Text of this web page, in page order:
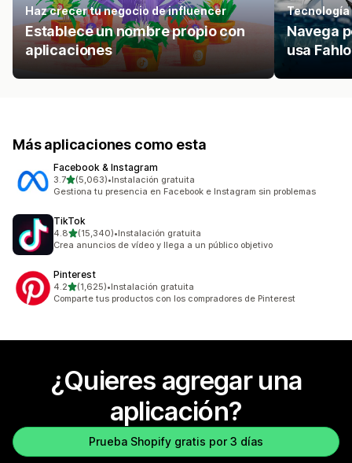
Haz crecer tu negocio de influencer
Establece un nombre propio con
aplicaciones
Tecnología
Navega
usa
Más aplicaciones como esta
Facebook & Instagram
3.7de 5 estrellas
(5,063)
5063 reseñas en total
•Instalación gratuita
Gestiona tu presencia en Facebook e Instagram sin problemas
TikTok
4.8de 5 estrellas
(15,340)
15340 reseñas en total
•Instalación gratuita
Crea anuncios de vídeo y llega a un público objetivo
Pinterest
4.2de 5 estrellas
(1,625)
1625 reseñas en total
•Instalación gratuita
Comparte tus productos con los compradores de Pinterest
¿Quieres agregar una
aplicación?
Prueba Shopify gratis por 3 días